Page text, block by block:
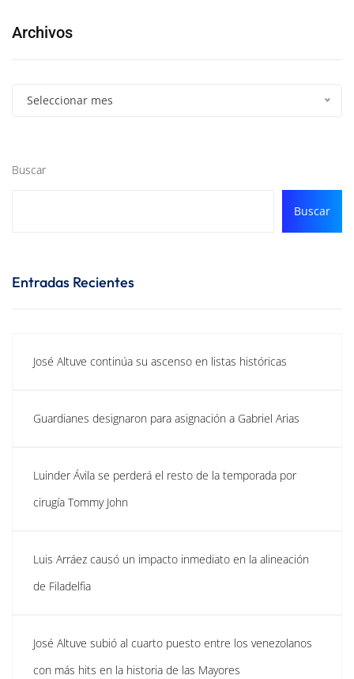
Archivos
Seleccionar mes
Buscar
Buscar
Entradas Recientes
José Altuve continúa su ascenso en listas históricas
Guardianes designaron para asignación a Gabriel Arias
Luinder Ávila se perderá el resto de la temporada por
cirugía Tommy John
Luis Arráez causó un impacto inmediato en la alineación
de Filadelfia
José Altuve subió al cuarto puesto entre los venezolanos
con más hits en la historia de las Mayores